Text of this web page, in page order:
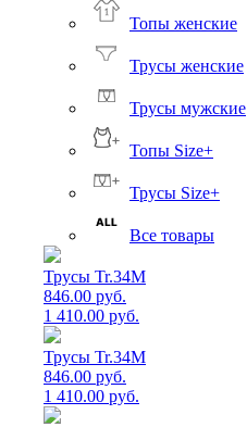
Топы женские
Трусы женские
Трусы мужские
Топы Size+
Трусы Size+
Все товары
Трусы Tr.34M
846.00 руб.
1 410.00 руб.
Трусы Tr.34M
846.00 руб.
1 410.00 руб.